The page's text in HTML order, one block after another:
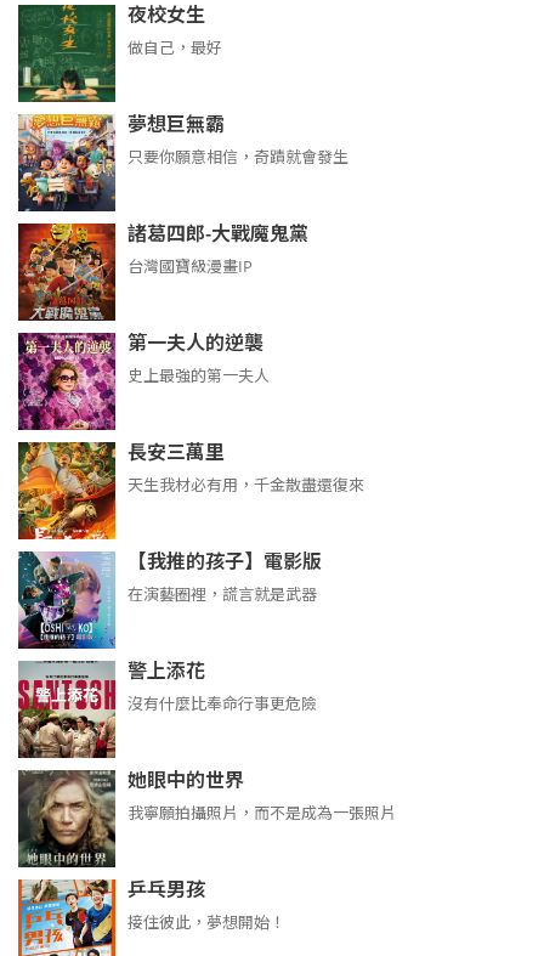
夜校女生
做自己，最好
夢想巨無霸
只要你願意相信，奇蹟就會發生
諸葛四郎-大戰魔鬼黨
台灣國寶級漫畫IP
第一夫人的逆襲
史上最強的第一夫人
長安三萬里
天生我材必有用，千金散盡還復來
【我推的孩子】電影版
在演藝圈裡，謊言就是武器
警上添花
沒有什麼比奉命行事更危險
她眼中的世界
我寧願拍攝照片，而不是成為一張照片
乒乓男孩
接住彼此，夢想開始！